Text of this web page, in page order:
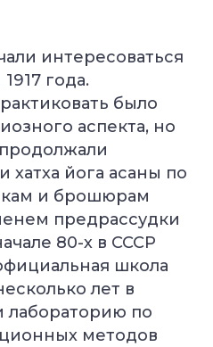
интересоваться
года.
было
аспекта, но
хатха йога асаны по
и брошюрам
предрассудки
80-х в СССР
школа
лет в
лабораторию по
методов